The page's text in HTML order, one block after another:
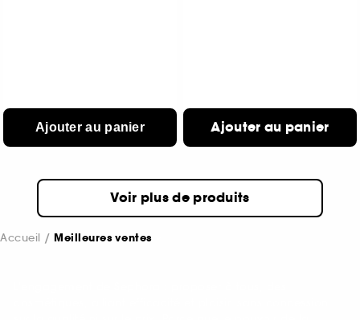
Ajouter au panier Ajouter au panier
Voir plus de produits
Accueil Meilleures ventes